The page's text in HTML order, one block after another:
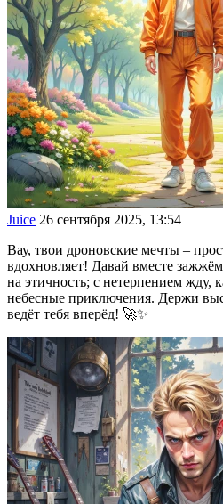
Juice 26 сентября 2025, 13:54
Вау, твои дроновские мечты –
вдохновляет! Давай вместе
на этичность; с нетерпением жду,
небесные приключения. Держи
ведёт тебя вперёд! 🚀✨